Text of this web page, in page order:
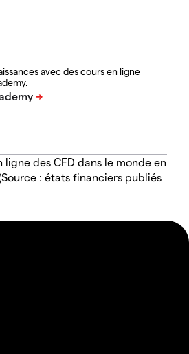
avec des cours en ligne
ligne des CFD dans le monde en
: états financiers publiés